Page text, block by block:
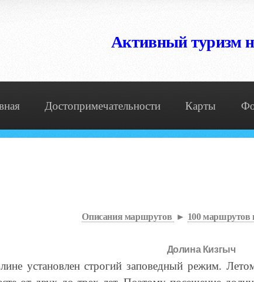
Активный туризм
Достопримечательности Карты
Описания маршрутов ► 100 маршрутов
Долина Кизгыч
установлен строгий заповедный режим.